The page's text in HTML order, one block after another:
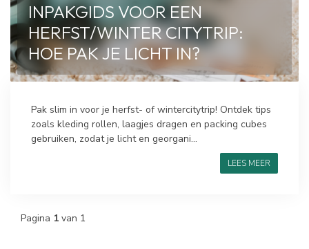
INPAKGIDS VOOR EEN
HERFST/WINTER CITYTRIP:
HOE PAK JE LICHT IN?
Pak slim in voor je herfst- of wintercitytrip! Ontdek tips
zoals kleding rollen, laagjes dragen en packing cubes
gebruiken, zodat je licht en georgani...
LEES MEER
Pagina 1 van 1